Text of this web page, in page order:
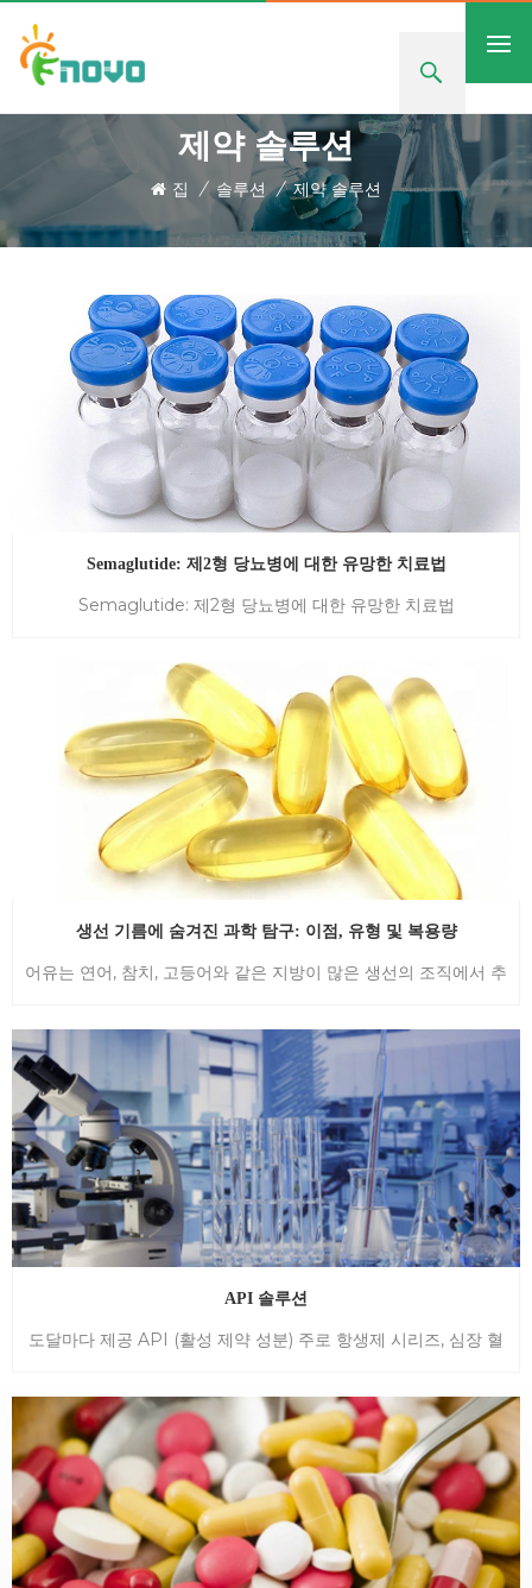
제약 솔루션
집 / 솔루션 / 제약 솔루션
Semaglutide: 제2형 당뇨병에 대한 유망한 치료법
Semaglutide: 제2형 당뇨병에 대한 유망한 치료법
은 글루카곤 유사 펩티드-1(GLP-1) 수용체 작용제로 알려진 약물
종류에 속하며 간에서 인슐린 방출을 자극하고 포도당 생성을 감
소시키는 작용을 합니다. 세마글루타이드의 주요 이점 중 하나는
제2형 당뇨병 환자의 혈당 조절을 개선하는 능력입니다. 임상 연
구에 따르면 장기간 혈당 조절의 핵심 지표인 HbA1c 수치를 현저
하게 감소시킬 수 있습니다. 혈당 조절을 개선하는 것 외에도 세마
글루타이드는 제2형 당뇨병 환자의 체중 감소를 촉진하고 심혈관
사건의 위험을 줄이는 것으로 나타났습니다. Semaglutide는 주
1회 주사 제형과 하루에 한 번 복용하는 경구 제형의 두 가지 형태
로 제공됩니다. 주사용 제형은 미리 충전된 펜 장치를 사용하여 피
하 투여하는 반면, 경구 제형은 정제로 복용합니다. 세마글루티드
는 제2형 당뇨병 치료에 사용하는 것 외에도 다른 조건에서 잠재
알코올성 지방간염(NASH)에 대한 잠재적 치료제로 조사되고 있
습니다. 모든 약물과 마찬가지로 세마글루티드도 부작용을 일으킬
수 있습니다. 그것의 사용과 관련된 가장 흔한 부작용으로는 메스
꺼움, 구토, 설사 및 복통이 있습니다. 이러한 부작용은 일반적으로
경미하며 시간이 지남에 따라 저절로 해결되는 경향이 있습니다.
관련 제품은 저희 웹사이트를 방문하십시오:
https://www.reachever.com/Semaglutide-
Peptide_p22.html
생선 기름에 숨겨진 과학 탐구: 이점, 유형 및 복용량
어유는 연어, 참치, 고등어와 같은 지방이 많은 생선의 조직에서 추
인 영양소인 오메가-3 지방산이 풍부합니다. 오메가-3 지방산은
인체에서 생성되지 않기 때문에 식이요법이나 보충제를 통해 섭취
해야 합니다. 어유 보충제는 캡슐, 액체 및 구미를 포함한 다양한
형태로 제공됩니다. 그들은 일반적으로 심장 건강을 개선하고 염
증을 줄이며 뇌 기능을 지원하는 데 사용됩니다. 어유의 이점은 다
양하며 과학 연구에서 광범위하게 연구되었습니다. 어유의 주요
이점 중 하나는 심장 질환의 위험을 줄이는 능력입니다. 오메가-3
지방산은 혈압을 낮추고 트리글리세리드를 감소시키며 혈전 형성
을 예방할 수 있습니다. 이러한 요소는 건강한 심장과 심장 발작
및 뇌졸중 위험 감소에 기여합니다. 어유는 또한 광범위한 건강
부상이나 감염에 대한 자연스러운 반응이지만 만성 염증은 관절
오메가-3 지방산은 염증을 줄여 잠재적으로 이러한 상태의 심각성
을 예방하거나 줄일 수 있습니다. 생선 기름 보충제를 선택할 때
포함된 오메가-3 지방산의 유형을 고려하는 것이 중요합니다. 에
이코사펜타엔산(EPA), 도코사헥사엔산(DHA) 및 알파-리놀렌산
(ALA)의 세 가지 주요 유형이 있습니다. EPA와 DHA는 수많은
건강상의 이점과 관련되어 있기 때문에 건강에 가장 유익한 반면
ALA는 신체에 효과적이지 않습니다. 어유 보충제의 복용량은 개
API 솔루션
도달마다 제공 API (활성 제약 성분) 주로 항생제 시리즈, 심장 혈
품은 GMP / NSF / eugmp와 같은 산업 전문 인증이 있습니다.
우리 제품이 준수 USP / BP / ep 및 기타 Pharmacopoeias. 주
요 제품 포함 : 1. 심장 혈관 : 후로 세트 미드, 심바스타틴, 아토르바
스타틴 칼슘, 리도카인. 2. 항생제 : IVEMECTIN, NEOYCIN 설페
이트, 아지트로 마이신. 3. 제약 펩타이드 : Sermaglutide,
Liraglutide, Vasopressin.